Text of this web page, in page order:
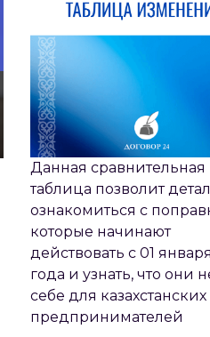
Данная сравнительная
таблица позволит
ознакомиться с
которые начинают
действовать с 01
года и узнать, что они
себе для казахстанских
предпринимателей
СРАВНИТЕЛЬНАЯ
ИЗМЕНЕНИЙ